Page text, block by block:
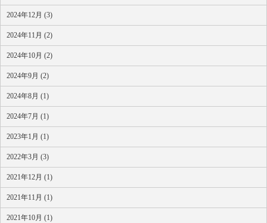
2024年12月 (3)
2024年11月 (2)
2024年10月 (2)
2024年9月 (2)
2024年8月 (1)
2024年7月 (1)
2023年1月 (1)
2022年3月 (3)
2021年12月 (1)
2021年11月 (1)
2021年10月 (1)